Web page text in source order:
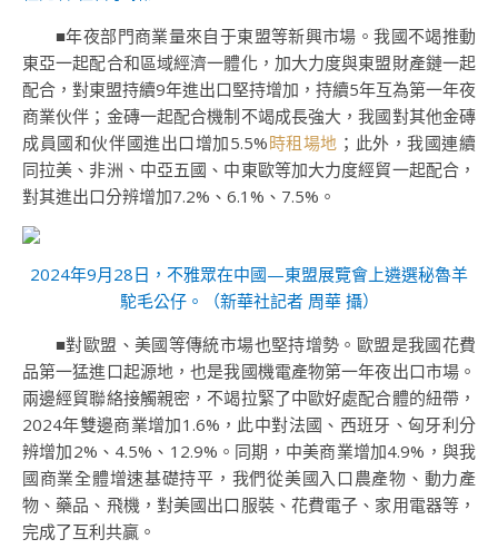
■年夜部門商業量來自于東盟等新興市場。我國不竭推動
東亞一起配合和區域經濟一體化，加大力度與東盟財產鏈一起
配合，對東盟持續9年進出口堅持增加，持續5年互為第一年夜
商業伙伴；金磚一起配合機制不竭成長強大，我國對其他金磚
成員國和伙伴國進出口增加5.5%時租場地 ；此外，我國連續
同拉美、非洲、中亞五國、中東歐等加大力度經貿一起配合，
對其進出口分辨增加7.2%、6.1%、7.5%。
2024年9月28日，不雅眾在中國—東盟展覽會上遴選秘魯羊
駝毛公仔。（新華社記者 周華 攝）
■對歐盟、美國等傳統市場也堅持增勢。歐盟是我國花費
品第一猛進口起源地，也是我國機電產物第一年夜出口市場。
兩邊經貿聯絡接觸親密，不竭拉緊了中歐好處配合體的紐帶，
2024年雙邊商業增加1.6%，此中對法國、西班牙、匈牙利分
辨增加2%、4.5%、12.9%。同期，中美商業增加4.9%，與我
國商業全體增速基礎持平，我們從美國入口農產物、動力產
物、藥品、飛機，對美國出口服裝、花費電子、家用電器等，
完成了互利共贏。